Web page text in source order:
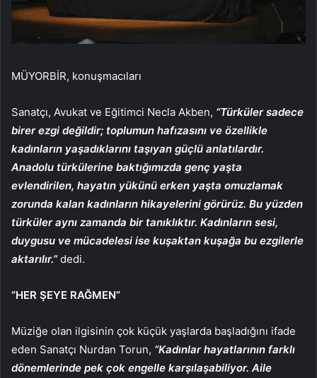
MÜYORBİR, konuşmacıları
Sanatçı, Avukat ve Eğitimci Necla Akben, “Türküler sadece
birer ezgi değildir; toplumun hafızasını ve özellikle
kadınların yaşadıklarını taşıyan güçlü anlatılardır.
Anadolu türkülerine baktığımızda genç yaşta
evlendirilen, hayatın yükünü erken yaşta omuzlamak
zorunda kalan kadınların hikayelerini görürüz. Bu yüzden
türküler aynı zamanda bir tanıklıktır. Kadınların sesi,
duygusu ve mücadelesi ise kuşaktan kuşağa bu ezgilerle
aktarılır.”dedi.
“HER ŞEYE RAĞMEN”
Müziğe olan ilgisinin çok küçük yaşlarda başladığını ifade
eden Sanatçı Nurdan Torun, “Kadınlar hayatlarının farklı
dönemlerinde pek çok engelle karşılaşabiliyor. Aile